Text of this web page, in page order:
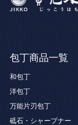
包丁商品一覧
和包丁
洋包丁
万能片刃包丁
砥石・シャープナー